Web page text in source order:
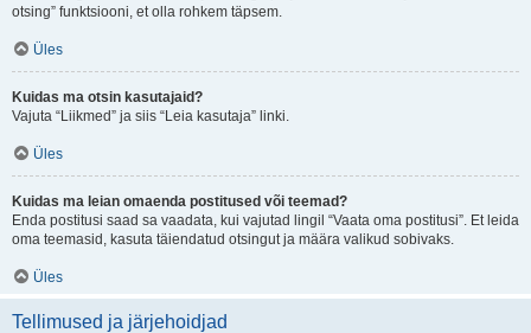
otsing” funktsiooni, et olla rohkem täpsem.
Üles
Kuidas ma otsin kasutajaid?
Vajuta “Liikmed” ja siis “Leia kasutaja” linki.
Üles
Kuidas ma leian omaenda postitused või teemad?
Enda postitusi saad sa vaadata, kui vajutad lingil “Vaata oma postitusi”. Et leida
oma teemasid, kasuta täiendatud otsingut ja määra valikud sobivaks.
Üles
Tellimused ja järjehoidjad